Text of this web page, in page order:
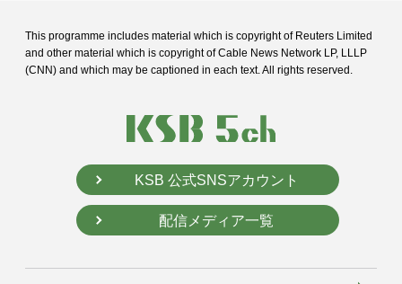
This programme includes material which is copyright of Reuters Limited
and other material which is copyright of Cable News Network LP, LLLP
(CNN) and which may be captioned in each text. All rights reserved.
KSB 公式SNSアカウント
配信メディア一覧